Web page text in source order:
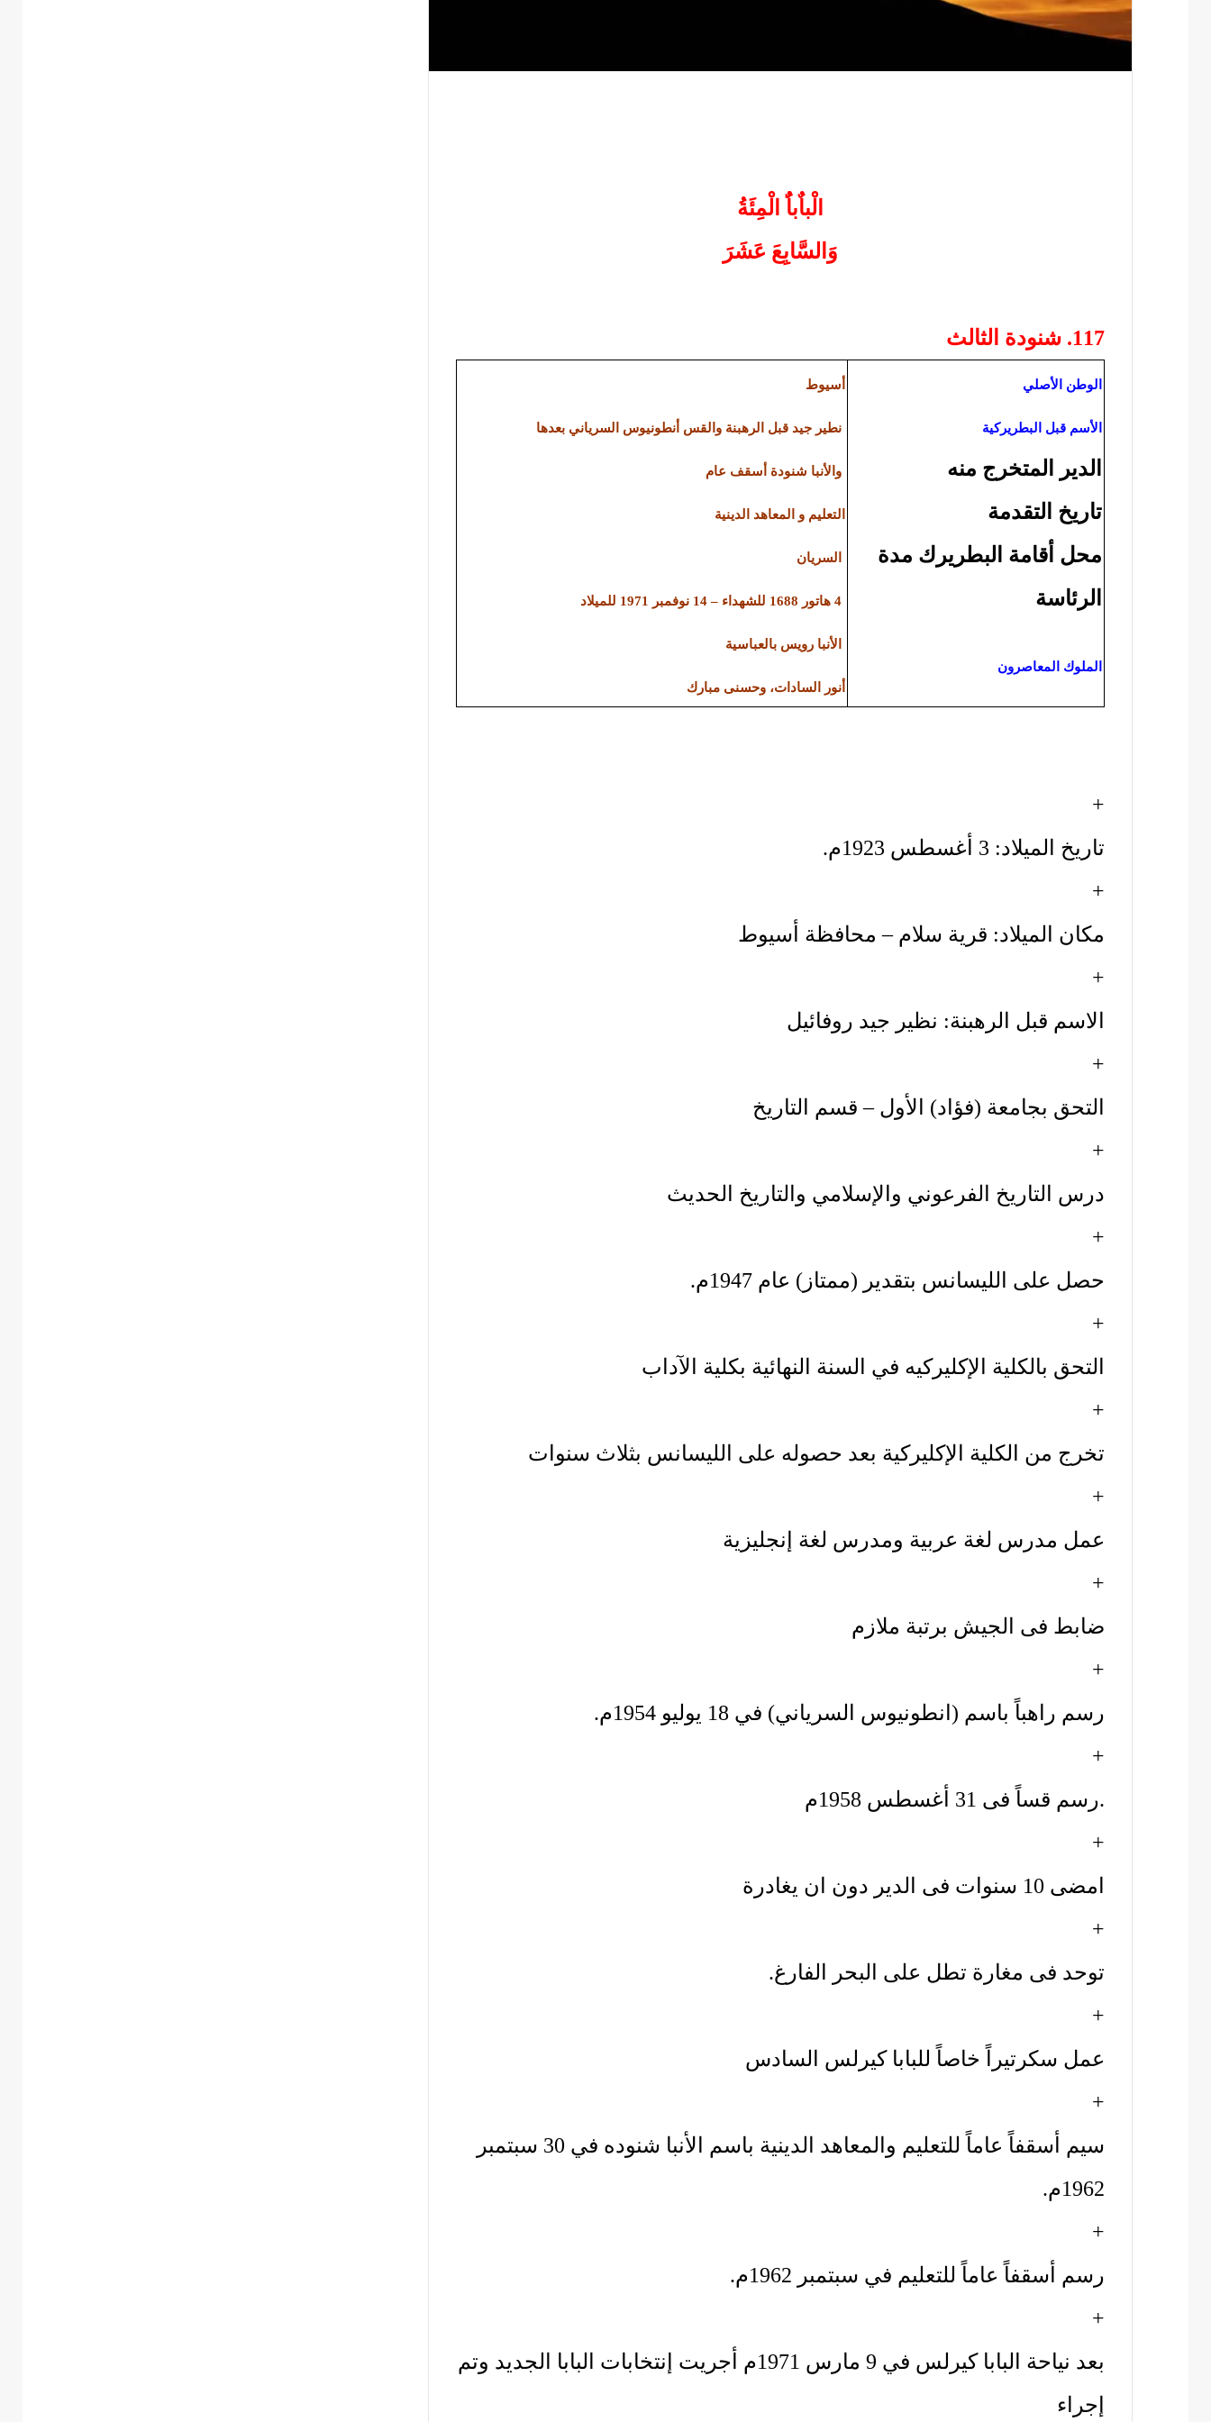
الْباٌباٌُ الْمِئَةُ
وَالسَّابِعَ عَشَرَ
117. شنودة الثالث
الوطن الأصلي
الأسم قبل البطريركية
الدير المتخرج منه
تاريخ التقدمة
محل أقامة البطريرك مدة
الرئاسة
الملوك المعاصرون
أسيوط
نطير جيد قبل الرهبنة والقس أنطونيوس السرياني بعدها
والأنبا شنودة أسقف عام
التعليم و المعاهد الدينية
السريان
الأنبا رويس بالعباسية
أنور السادات، وحسنى مبارك
+
تاريخ الميلاد: 3 أغسطس 1923م.
+
مكان الميلاد: قرية سلام – محافظة أسيوط
+
الاسم قبل الرهبنة: نظير جيد روفائيل
+
التحق بجامعة (فؤاد) الأول – قسم التاريخ
+
درس التاريخ الفرعوني والإسلامي والتاريخ الحديث
+
حصل على الليسانس بتقدير (ممتاز) عام 1947م.
+
التحق بالكلية الإكليركيه في السنة النهائية بكلية الآداب
+
تخرج من الكلية الإكليركية بعد حصوله على الليسانس بثلاث سنوات
+
عمل مدرس لغة عربية ومدرس لغة إنجليزية
+
ضابط فى الجيش برتبة ملازم
+
رسم راهباً باسم (انطونيوس السرياني) في 18 يوليو 1954م.
+
رسم قساً فى 31 أغسطس 1958م.
+
امضى 10 سنوات فى الدير دون ان يغادرة
+
توحد فى مغارة تطل على البحر الفارغ.
+
عمل سكرتيراً خاصاً للبابا كيرلس السادس
+
سيم أسقفاً عاماً للتعليم والمعاهد الدينية باسم الأنبا شنوده في 30 سبتمبر
1962م.
+
رسم أسقفاً عاماً للتعليم في سبتمبر 1962م.
+
بعد نياحة البابا كيرلس في 9 مارس 1971م أجريت إنتخابات البابا الجديد وتم
إجراء